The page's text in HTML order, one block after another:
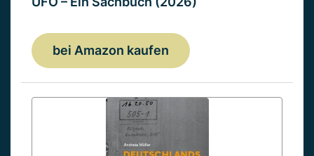
bei Amazon kaufen